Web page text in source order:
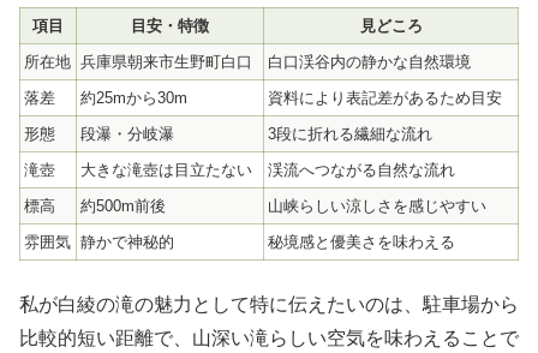
項目 目安・特徴
見どころ
所在地 兵庫県朝来市生野町白口
白口渓谷内の静かな自然環境
落差
約25mから30m
資料により表記差があるため目安
形態
段瀑・分岐瀑
3段に折れる繊細な流れ
滝壺
大きな滝壺は目立たない
渓流へつながる自然な流れ
標高
約500m前後
山峡らしい涼しさを感じやすい
雰囲気 静かで神秘的 秘境感と優美さを味わえる
私が白綾の滝の魅力として特に伝えたいのは、 駐車場から
比較的短い距離で、山深い滝らしい空気を味わえること で